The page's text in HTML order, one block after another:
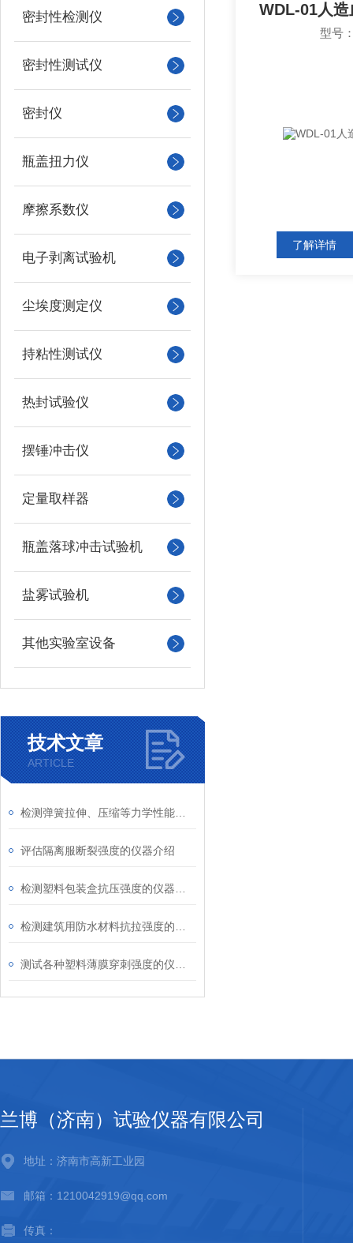
密封性检测仪
密封性测试仪
密封仪
瓶盖扭力仪
摩擦系数仪
电子剥离试验机
尘埃度测定仪
持粘性测试仪
热封试验仪
摆锤冲击仪
定量取样器
瓶盖落球冲击试验机
盐雾试验机
其他实验室设备
技术文章
ARTICLE
评估隔离服断裂强度的仪器介绍
WDL-01人
型号
了解详情
兰博（济南）试验仪器有限公司
地址：济南市高新工业园
邮箱：1210042919@qq.com
传真：